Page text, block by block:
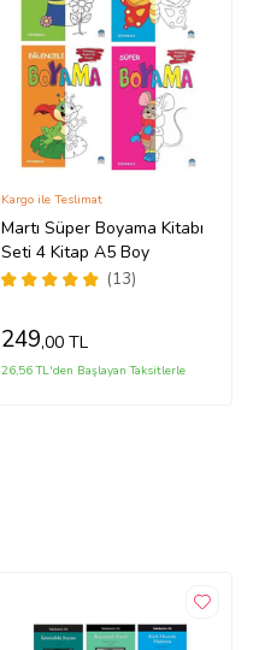
Martı Süper Boyama Kitabı
Seti 4 Kitap A5 Boy
(13)
Kargo ile Teslimat
249,00 TL
26,56 TL'den Başlayan Taksitlerle